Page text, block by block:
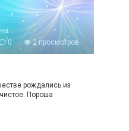
0
2 просмотров
рождались из
Пороша